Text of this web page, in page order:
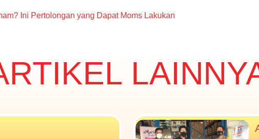
Ini Pertolongan yang Dapat Moms Lakukan